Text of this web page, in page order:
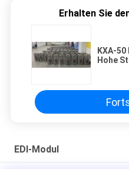
Erhalten Sie
KXA-
Hohe
EDI-Modul